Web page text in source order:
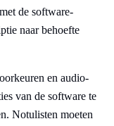
de software-
naar behoefte
en audio-
van de software te
Notulisten moeten